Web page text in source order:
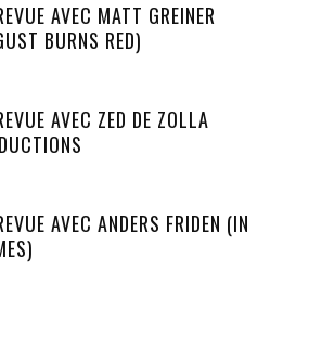
AVEC MATT GREINER
BURNS RED)
AVEC ZED DE ZOLLA
AVEC ANDERS FRIDEN (IN